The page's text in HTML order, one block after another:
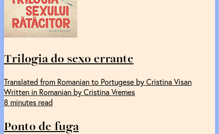
Trilogia do sexo errante
Translated from Romanian to Portugese by Cristina Visan
Written in Romanian by Cristina Vremes
8 minutes read
Ponto de fuga